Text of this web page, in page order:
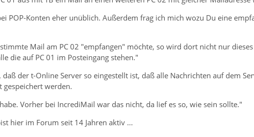
POP-Konten eher unüblich. Außerdem frag ich mich wozu Du eine
Mail am PC 02 "empfangen" möchte, so wird dort nicht nur
die auf PC 01 im Posteingang stehen."
daß der t-Online Server so eingestellt ist, daß alle Nachrichten auf dem
gespeichert werden.
Vorher bei IncrediMail war das nicht, da lief es so, wie sein sollte."
hier im Forum seit 14 Jahren aktiv ...